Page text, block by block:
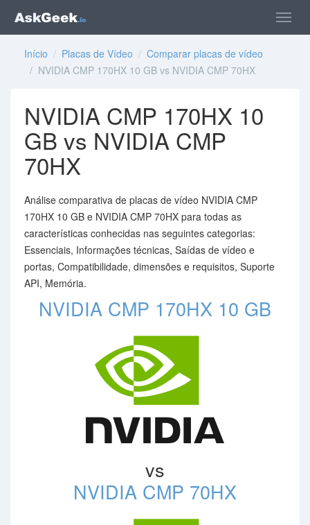
Início / Placas de Vídeo / Comparar placas de vídeo
/ NVIDIA CMP 170HX 10 GB vs NVIDIA CMP 70HX
NVIDIA CMP 170HX 10
GB vs NVIDIA CMP
70HX
Análise comparativa de placas de vídeo NVIDIA CMP
170HX 10 GB e NVIDIA CMP 70HX para todas as
características conhecidas nas seguintes categorias:
Essenciais, Informações técnicas, Saídas de vídeo e
portas, Compatibilidade, dimensões e requisitos, Suporte
API, Memória.
NVIDIA CMP 170HX 10 GB
vs
NVIDIA CMP 70HX